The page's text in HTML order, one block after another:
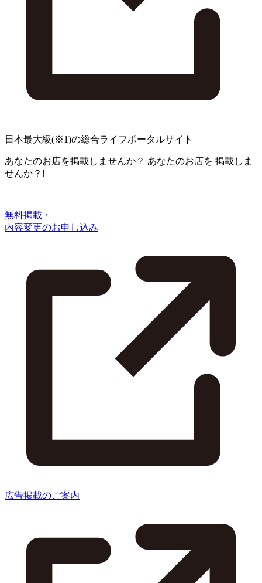
日本最大級(※1)の総合ライフポータルサイト
あなたのお店を掲載しませんか？ あなたのお店を 掲載しま
せんか？!
無料掲載・
内容変更のお申し込み
広告掲載のご案内